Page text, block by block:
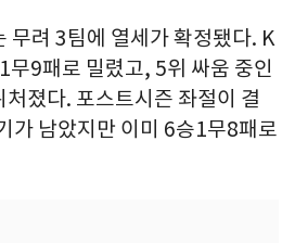
무려 3팀에 열세가 확정됐다. K
무9패로 밀렸고, 5위 싸움 중인
졌다. 포스트시즌 좌절이 결
가 남았지만 이미 6승1무8패로